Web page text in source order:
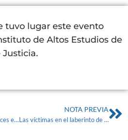
tuvo lugar este evento
de Altos Estudios de
Justicia.
Tras la polémica y con cruces entre oficialismo y oposición, se aprobó la Ley de Víctimas
NOTA PREVIA
Las víctimas en el laberinto de la (in)Justicia